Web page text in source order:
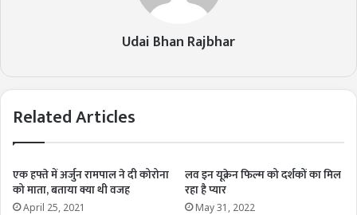
Udai Bhan Rajbhar
Related Articles
एक हफ्ते में अर्जुन रामपाल ने दी कोरोना
को माता, बताया क्या थी वजह
April 25, 2021
लव इन यूक्रेन फिल्म को दर्शकों का मिल
रहा है प्यार
May 31, 2022